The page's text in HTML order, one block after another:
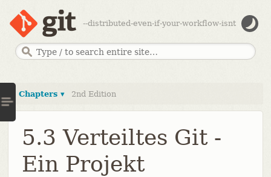
--distributed-even-if-your-workflow-isnt
Chapters ▾ 2nd Edition
5.3 Verteiltes Git -
Ein Projekt